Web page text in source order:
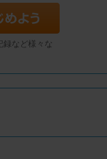
録など様々な